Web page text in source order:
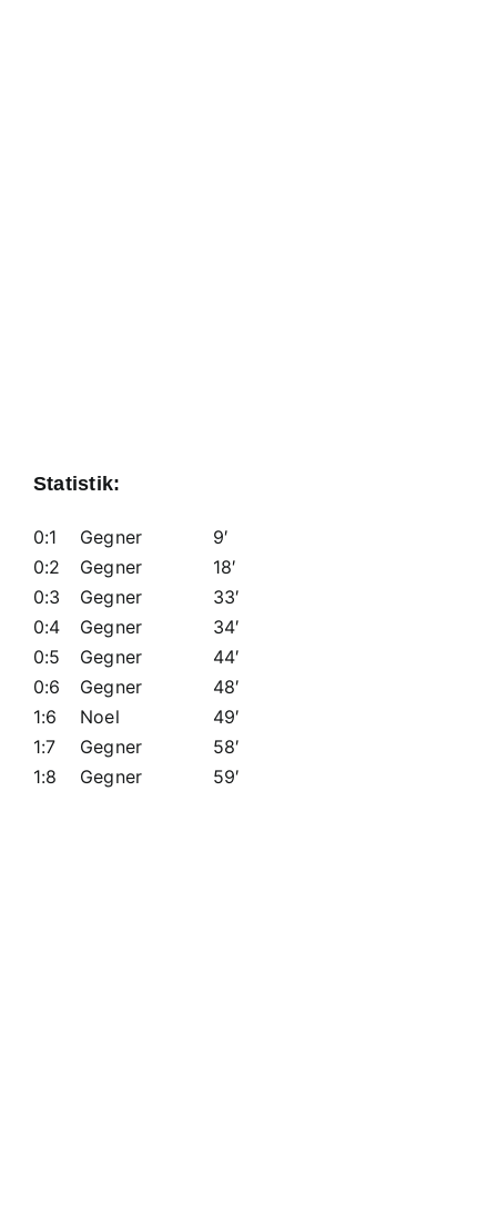
Statistik:
0:1 Gegner
9′
0:2
Gegner
18′
0:3
Gegner
33′
0:4
Gegner
34′
0:5
Gegner
44′
0:6
Gegner
48′
1:6
Noel
49′
1:7
Gegner
58′
1:8
Gegner 59′